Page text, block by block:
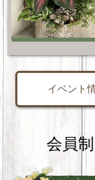
イベント
会員